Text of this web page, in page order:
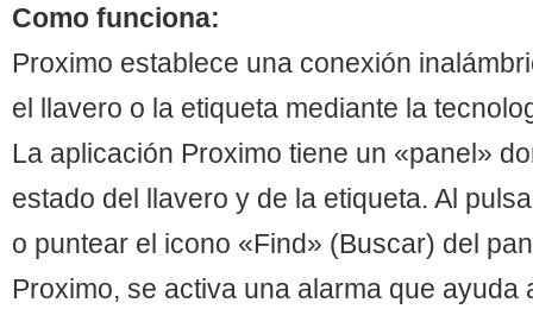
Como funciona:
Proximo establece una conexión
el llavero o la etiqueta mediante la
La aplicación Proximo tiene un «panel»
estado del llavero y de la etiqueta. Al
o puntear el icono «Find» (Buscar) del
Proximo, se activa una alarma que ayuda